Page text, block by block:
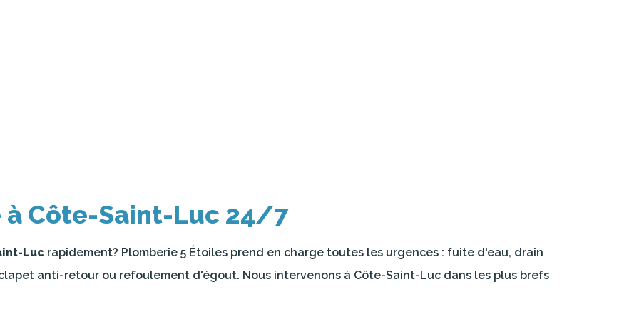
Côte-Saint-Luc 24/7
Luc rapidement? Plomberie 5 Étoiles prend en charge toutes les urgences : fuite d'eau, drain
anti-retour ou refoulement d'égout. Nous intervenons à Côte-Saint-Luc dans les plus brefs